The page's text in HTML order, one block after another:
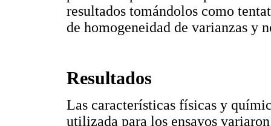
resultados tomándolos como
de homogeneidad de varianzas y
Resultados
Las características físicas y
utilizada para los ensayos